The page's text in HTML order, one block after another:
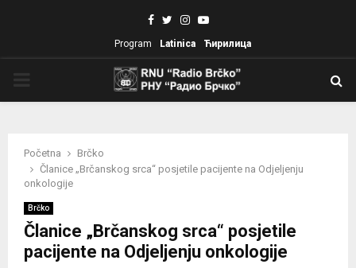
Facebook
TwitterInstagram
Youtube
Program Latinica Ћирилица
Početna
Brčko
Članice „Brčanskog srca“ posjetile pacijente na Odjeljenju
onkologije
Brčko
Članice „Brčanskog srca“ posjetile
pacijente na Odjeljenju onkologije